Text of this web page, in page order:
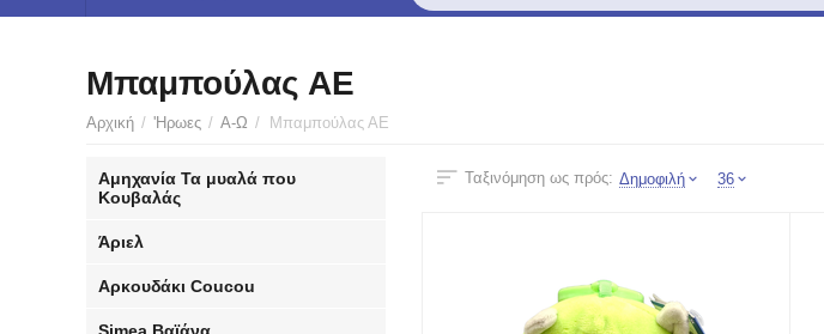
Μπαμπούλας ΑΕ
Αρχική / 'Ηρωες / Α-Ω / Μπαμπούλας ΑΕ
Ταξινόμηση ως πρός: Δημοφιλή 36
Αμηχανία Τα μυαλά που
Κουβαλάς
Άριελ
Αρκουδάκι Coucou